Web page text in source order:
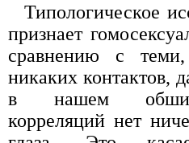
Типологическое
признает
сравнению с
никаких контактов,
в нашем
корреляций нет